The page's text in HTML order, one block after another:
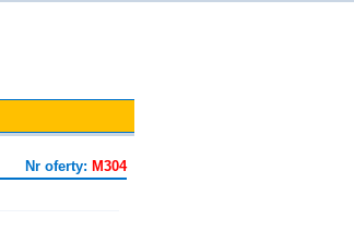
Nr oferty: M304